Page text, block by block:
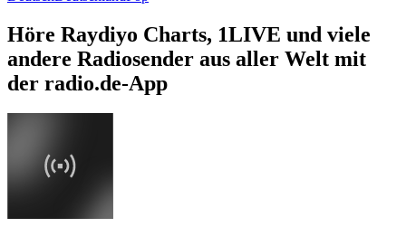
Höre Raydiyo Charts, 1LIVE und viele
andere Radiosender aus aller Welt mit
der radio.de-App